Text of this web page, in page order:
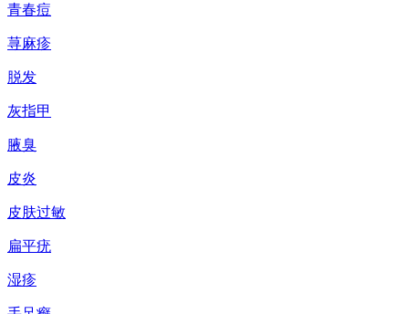
青春痘
荨麻疹
脱发
灰指甲
腋臭
皮炎
皮肤过敏
扁平疣
湿疹